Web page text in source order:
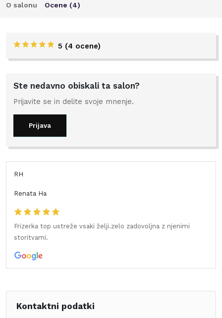
O salonu Ocene (4)
5 (4 ocene)
Ste nedavno obiskali ta salon?
Prijavite se in delite svoje mnenje.
Prijava
RH
Renata Ha
Frizerka top ustreže vsaki želji.zelo zadovoljna z njenimi
storitvami.
Kontaktni podatki